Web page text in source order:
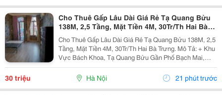
Cho Thuê Gấp Lâu Dài Giá Rẻ Tạ Quang Bửu
138M, 2,5 Tầng, Mặt Tiền 4M, 30Tr/Th Hai Bà
Trưng.
Cho Thuê Gấp Lâu Dài Giá Rẻ Tạ Quang Bửu 138M, 2,5
Tầng, Mặt Tiền 4M, 30Tr/Th Hai Bà Trưng. Mô Tả: + Khu
Vực Bách Khoa, Tạ Quang Bửu Gần Phố Bạch Mai,
Hơn 30 Nghìn Sinh Viên Các Trường Đại Học Tốp Đầu
Cả Nước Bách &Ndash; Kinh - Xây-Mở Kinh Doanh...
30 triệu Hà Nội 21 phút trước